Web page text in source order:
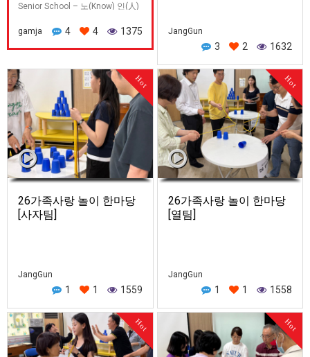
Senior School – 노(Know) 인(人)
05.31(주) 가정의 달, 마지막 주일,
가족사랑의 날 정광현 집사님이
gamja 4 4 1375 JangGun
3 2 1632
Hot
26가족사랑 놀이 한마당
[사자팀]
JangGun
1 1 1559
Hot
26가족사랑 놀이 한마당
[열팀]
JangGun
1 1 1558
Hot Hot